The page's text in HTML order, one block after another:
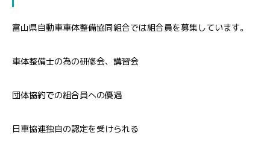
富山県自動車車体整備協同組合では組合員を募集しています。
車体整備士の為の研修会、講習会
団体協約での組合員への優遇
日車協連独自の認定を受けられる